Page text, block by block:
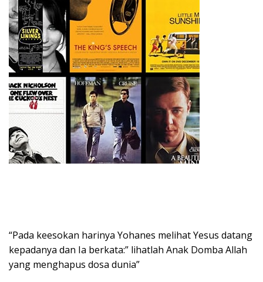
“Pada keesokan harinya Yohanes melihat Yesus datang
kepadanya dan Ia berkata:” lihatlah Anak Domba Allah
yang menghapus dosa dunia”